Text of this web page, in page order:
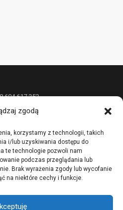
zgodą
korzystamy z technologii, takich
i/lub uzyskiwania dostępu do
te technologie pozwoli nam
podczas przeglądania lub
Brak wyrażenia zgody lub wycofanie
na niektóre cechy i funkcje.
604 617 352
Wójcik oferuje unikatową biżuterię z
oraz nietypowe usługi złotnicze,
podstawowych i zaawansowanych
złotniczych.